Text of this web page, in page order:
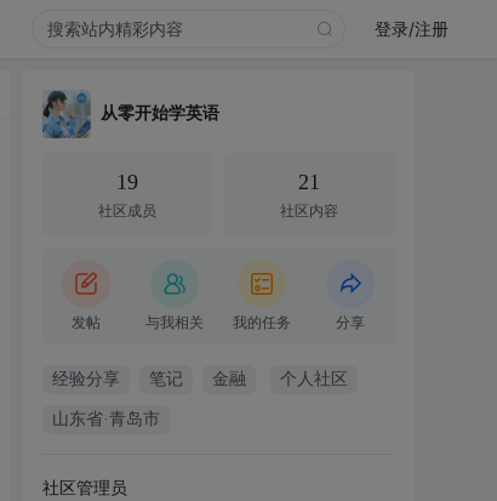
登录/注册
从零开始学英语
19
社区成员
21
社区内容
发帖 与我相关 我的任务 分享
经验分享 笔记 金融 个人社区
山东省·青岛市
社区管理员